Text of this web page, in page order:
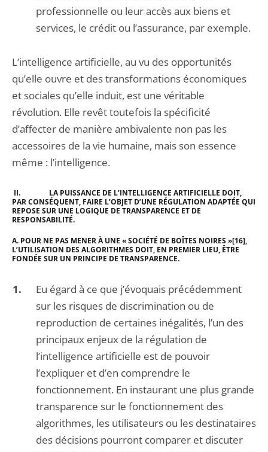
professionnelle ou leur accès aux biens et
services, le crédit ou l’assurance, par exemple.
L’intelligence artificielle, au vu des opportunités
qu’elle ouvre et des transformations économiques
et sociales qu’elle induit, est une véritable
révolution. Elle revêt toutefois la spécificité
d’affecter de manière ambivalente non pas les
accessoires de la vie humaine, mais son essence
même : l’intelligence.
II. LA PUISSANCE DE L’INTELLIGENCE ARTIFICIELLE DOIT,
PAR CONSÉQUENT, FAIRE L’OBJET D’UNE RÉGULATION ADAPTÉE QUI
REPOSE SUR UNE LOGIQUE DE TRANSPARENCE ET DE
RESPONSABILITÉ.
A. POUR NE PAS MENER À UNE « SOCIÉTÉ DE BOÎTES NOIRES »[16],
L’UTILISATION DES ALGORITHMES DOIT, EN PREMIER LIEU, ÊTRE
FONDÉE SUR UN PRINCIPE DE TRANSPARENCE.
Eu égard à ce que j’évoquais précédemment
sur les risques de discrimination ou de
reproduction de certaines inégalités, l’un des
principaux enjeux de la régulation de
l’intelligence artificielle est de pouvoir
l’expliquer et d’en comprendre le
fonctionnement. En instaurant une plus grande
transparence sur le fonctionnement des
algorithmes, les utilisateurs ou les destinataires
des décisions pourront comparer et discuter